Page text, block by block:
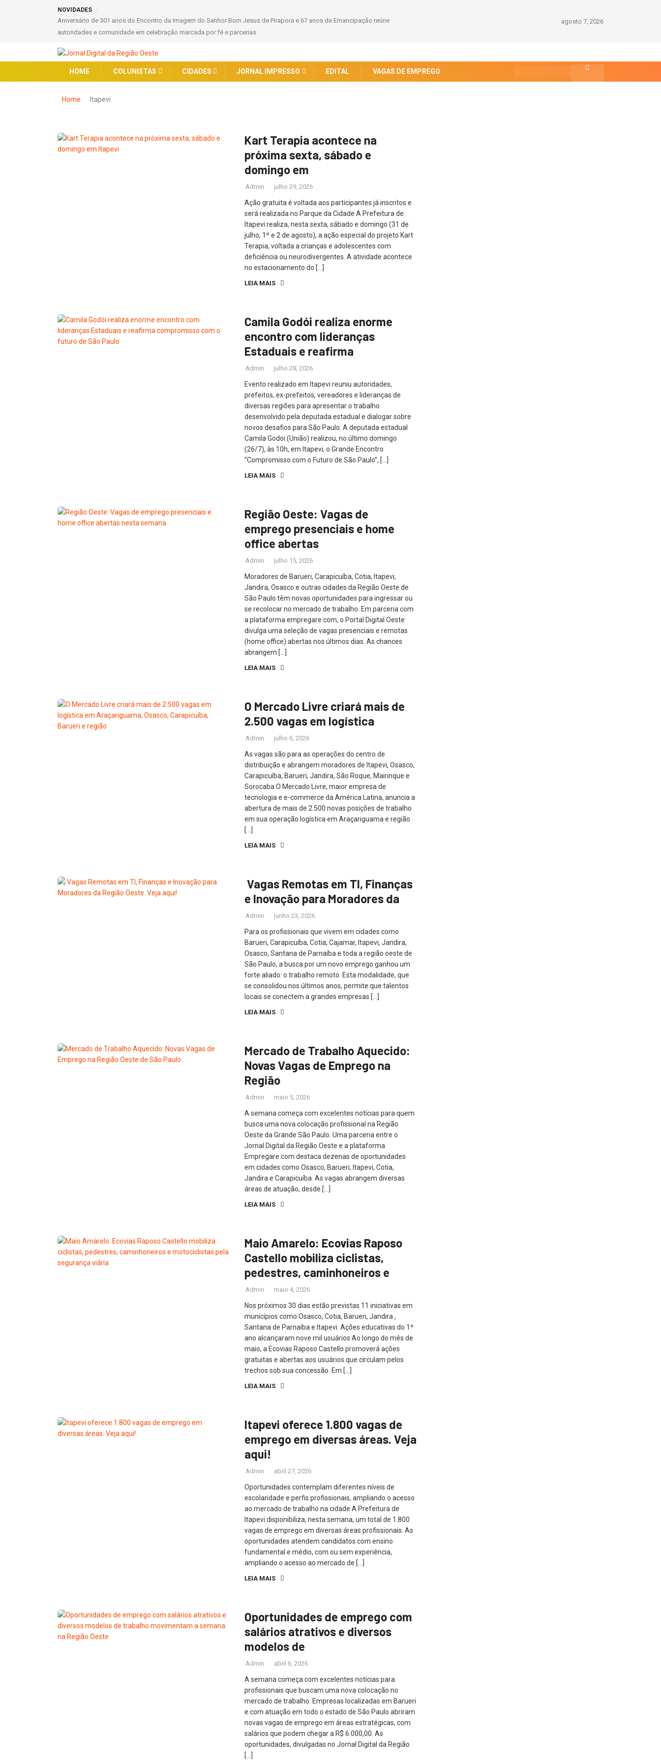
NOVIDADES
Aniversário de 301 anos do Encontro da Imagem do Senhor Bom Jesus de Pirapora e 67 anos de Emancipação reúne
autoridades e comunidade em celebração marcada por fé e parcerias
agosto 7, 2026
HOME COLUNISTAS CIDADES JORNAL IMPRESSO EDITAL VAGAS DE EMPREGO
Home Itapevi
Kart Terapia acontece na
próxima sexta, sábado e
domingo em
Admin julho 29, 2026
Ação gratuita é voltada aos participantes já inscritos e
será realizada no Parque da Cidade A Prefeitura de
Itapevi realiza, nesta sexta, sábado e domingo (31 de
julho, 1º e 2 de agosto), a ação especial do projeto Kart
Terapia, voltada a crianças e adolescentes com
deficiência ou neurodivergentes. A atividade acontece
no estacionamento do […]
LEIA MAIS
Camila Godói realiza enorme
encontro com lideranças
Estaduais e reafirma
Admin julho 28, 2026
Evento realizado em Itapevi reuniu autoridades,
prefeitos, ex-prefeitos, vereadores e lideranças de
diversas regiões para apresentar o trabalho
desenvolvido pela deputada estadual e dialogar sobre
novos desafios para São Paulo. A deputada estadual
Camila Godoi (União) realizou, no último domingo
(26/7), às 10h, em Itapevi, o Grande Encontro
“Compromisso com o Futuro de São Paulo”, […]
LEIA MAIS
Região Oeste: Vagas de
emprego presenciais e home
office abertas
Admin julho 15, 2026
Moradores de Barueri, Carapicuíba, Cotia, Itapevi,
Jandira, Osasco e outras cidades da Região Oeste de
São Paulo têm novas oportunidades para ingressar ou
se recolocar no mercado de trabalho. Em parceria com
a plataforma empregare.com, o Portal Digital Oeste
divulga uma seleção de vagas presenciais e remotas
(home office) abertas nos últimos dias. As chances
abrangem […]
LEIA MAIS
O Mercado Livre criará mais de
2.500 vagas em logística
Admin julho 6, 2026
As vagas são para as operações do centro de
distribuição e abrangem moradores de Itapevi, Osasco,
Carapicuíba, Barueri, Jandira, São Roque, Mairinque e
Sorocaba O Mercado Livre, maior empresa de
tecnologia e e-commerce da América Latina, anuncia a
abertura de mais de 2.500 novas posições de trabalho
em sua operação logística em Araçariguama e região
[…]
LEIA MAIS
Vagas Remotas em TI, Finanças
e Inovação para Moradores da
Admin junho 23, 2026
Para os profissionais que vivem em cidades como
Barueri, Carapicuíba, Cotia, Cajamar, Itapevi, Jandira,
Osasco, Santana de Parnaíba e toda a região oeste de
São Paulo, a busca por um novo emprego ganhou um
forte aliado: o trabalho remoto. Esta modalidade, que
se consolidou nos últimos anos, permite que talentos
locais se conectem a grandes empresas […]
LEIA MAIS
Mercado de Trabalho Aquecido:
Novas Vagas de Emprego na
Região
Admin maio 5, 2026
A semana começa com excelentes notícias para quem
busca uma nova colocação profissional na Região
Oeste da Grande São Paulo. Uma parceria entre o
Jornal Digital da Região Oeste e a plataforma
Empregare.com destaca dezenas de oportunidades
em cidades como Osasco, Barueri, Itapevi, Cotia,
Jandira e Carapicuíba. As vagas abrangem diversas
áreas de atuação, desde […]
LEIA MAIS
Maio Amarelo: Ecovias Raposo
Castello mobiliza ciclistas,
pedestres, caminhoneiros e
Admin maio 4, 2026
Nos próximos 30 dias estão previstas 11 iniciativas em
municípios como Osasco, Cotia, Barueri, Jandira ,
Santana de Parnaíba e Itapevi. Ações educativas do 1º
ano alcançaram nove mil usuários Ao longo do mês de
maio, a Ecovias Raposo Castello promoverá ações
gratuitas e abertas aos usuários que circulam pelos
trechos sob sua concessão. Em […]
LEIA MAIS
Itapevi oferece 1.800 vagas de
emprego em diversas áreas. Veja
aqui!
Admin abril 27, 2026
Oportunidades contemplam diferentes níveis de
escolaridade e perfis profissionais, ampliando o acesso
ao mercado de trabalho na cidade A Prefeitura de
Itapevi disponibiliza, nesta semana, um total de 1.800
vagas de emprego em diversas áreas profissionais. As
oportunidades atendem candidatos com ensino
fundamental e médio, com ou sem experiência,
ampliando o acesso ao mercado de […]
LEIA MAIS
Oportunidades de emprego com
salários atrativos e diversos
modelos de
Admin abril 6, 2026
A semana começa com excelentes notícias para
profissionais que buscam uma nova colocação no
mercado de trabalho. Empresas localizadas em Barueri
e com atuação em todo o estado de São Paulo abriram
novas vagas de emprego em áreas estratégicas, com
salários que podem chegar a R$ 6.000,00. As
oportunidades, divulgadas no Jornal Digital da Região
[…]